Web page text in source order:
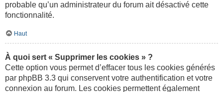
probable qu’un administrateur du forum ait désactivé cette
fonctionnalité.
Haut
À quoi sert « Supprimer les cookies » ?
Cette option vous permet d’effacer tous les cookies générés
par phpBB 3.3 qui conservent votre authentification et votre
connexion au forum. Les cookies permettent également